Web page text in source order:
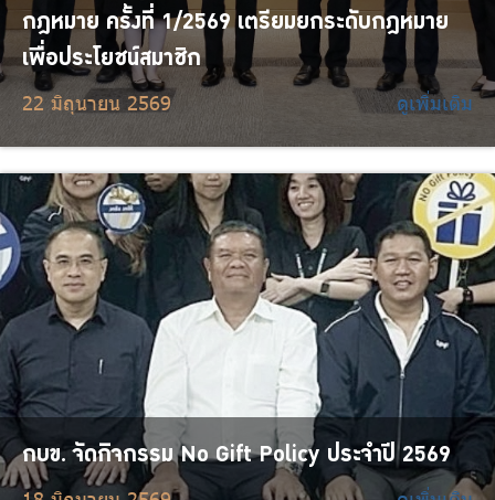
กฎหมาย ครั้งที่ 1/2569 เตรียมยกระดับกฎหมาย
เพื่อประโยชน์สมาชิก
22 มิถุนายน 2569 ดูเพิ่มเติม
กบข. จัดกิจกรรม No Gift Policy ประจำปี 2569